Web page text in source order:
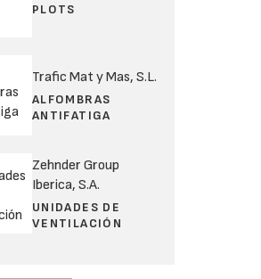
PLOTS
Trafic Mat y Mas, S.L.
ALFOMBRAS
ANTIFATIGA
Zehnder Group
Iberica, S.A.
UNIDADES DE
VENTILACIÓN